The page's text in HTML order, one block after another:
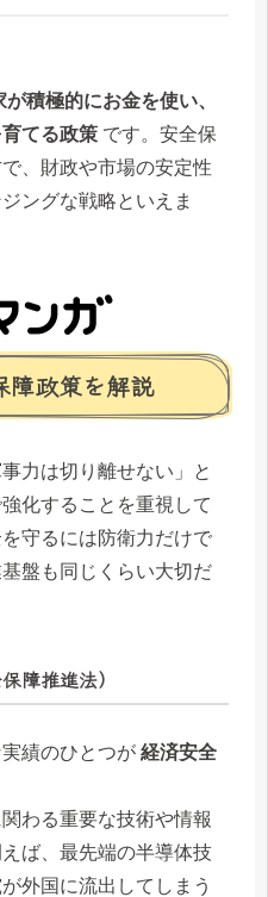
が積極的にお金を使い、
てる政策 です。安全保
、財政や市場の安定性
ングな戦略といえま
障政策を解説
力は切り離せない」と
化することを重視して
守るには防衛力だけで
盤も同じくらい大切だ
障推進法）
績のひとつが 経済安全
わる重要な技術や情報
ば、最先端の半導体技
外国に流出してしまう